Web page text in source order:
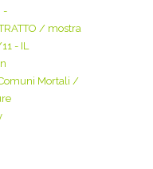
-
/ mostra
- IL
Mortali /